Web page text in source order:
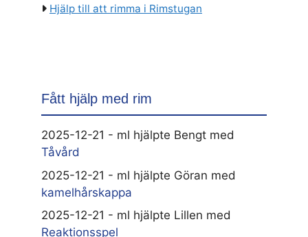
Hjälp till att rimma i Rimstugan
Fått hjälp med rim
2025-12-21 - ml hjälpte Bengt med
Tåvård
2025-12-21 - ml hjälpte Göran med
kamelhårskappa
2025-12-21 - ml hjälpte Lillen med
Reaktionsspel